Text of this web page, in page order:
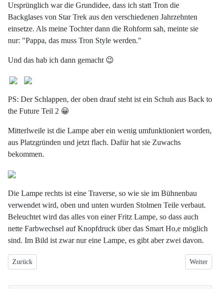
Ursprünglich war die Grundidee, dass ich statt Tron die
Backglases von Star Trek aus den verschiedenen Jahrzehnten
einsetze. Als meine Tochter dann die Rohform sah, meinte sie
nur: "Pappa, das muss Tron Style werden."
Und das hab ich dann gemacht 😉
PS: Der Schlappen, der oben drauf steht ist ein Schuh aus Back to
the Future Teil 2 😀
Mitterlweile ist die Lampe aber ein wenig umfunktioniert worden,
aus Platzgründen und jetzt flach. Dafür hat sie Zuwachs
bekommen.
Die Lampe rechts ist eine Traverse, so wie sie im Bühnenbau
verwendet wird, oben und unten wurden Stolmen Teile verbaut.
Beleuchtet wird das alles von einer Fritz Lampe, so dass auch
nette Farbwechsel auf Knopfdruck über das Smart Ho,e möglich
sind. Im Bild ist zwar nur eine Lampe, es gibt aber zwei davon.
Vorheriger Beitrag: Stehpult
Zurück Nächster
Weiter